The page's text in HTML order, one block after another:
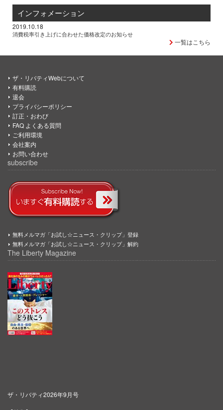
インフォメーション
2019.10.18
消費税率引き上げに合わせた価格改定のお知らせ
一覧はこちら
ザ・リバティWebについて
有料購読
退会
プライバシーポリシー
訂正・おわび
FAQ よくある質問
ご利用環境
会社案内
お問い合わせ
subscribe
無料メルマガ「お試し☆ニュース・クリップ」登録
無料メルマガ「お試し☆ニュース・クリップ」解約
The Liberty Magazine
ザ・リバティ2026年9月号